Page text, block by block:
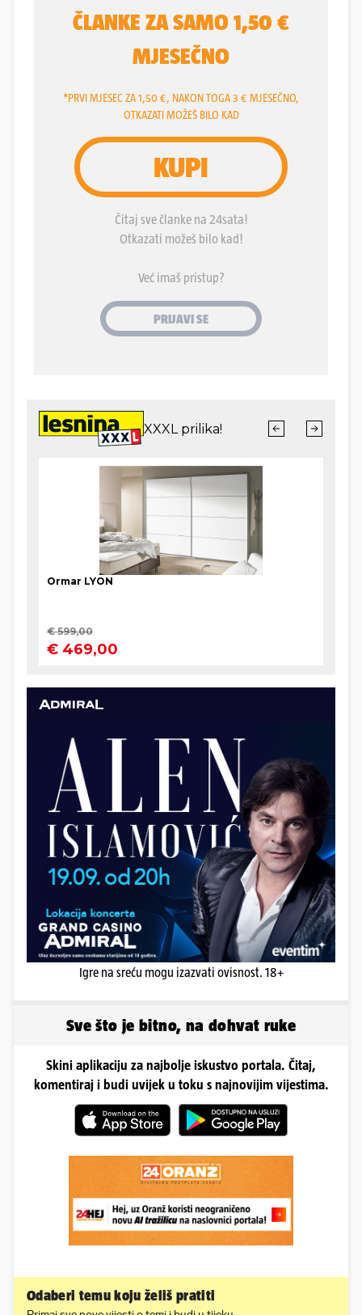
Igre na sreću mogu izazvati ovisnost. 18+
Sve što je bitno, na dohvat ruke
Skini aplikaciju za najbolje iskustvo portala. Čitaj,
komentiraj i budi uvijek u toku s najnovijim vijestima.
Odaberi temu koju želiš pratiti